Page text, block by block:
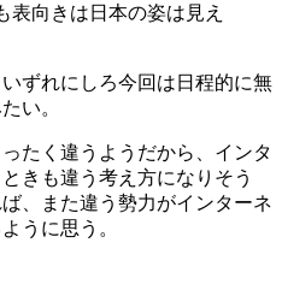
表向きは日本の姿は見え
ずれにしろ今回は日程的に無
い。
たく違うようだから、インタ
きも違う考え方になりそう
、また違う勢力がインターネ
うに思う。